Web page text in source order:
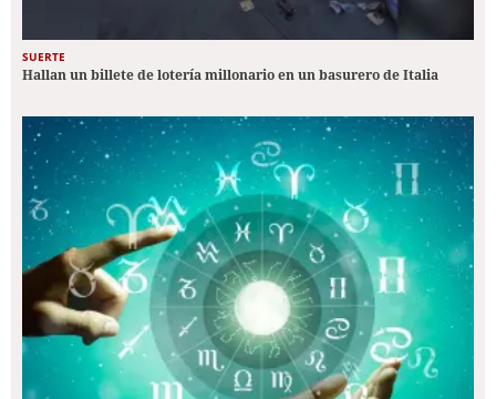
SUERTE
Hallan un billete de lotería millonario en un basurero de Italia